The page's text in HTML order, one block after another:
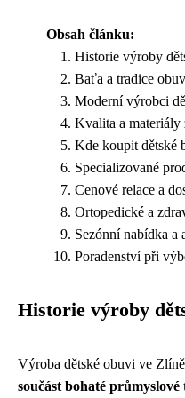
Obsah článku:
Historie výroby
Baťa a tradice
Moderní výrobci
Kvalita a materiály
Kde koupit dětské
Specializované
Cenové relace a
Ortopedické a
Sezónní nabídka a
Poradenství při
Historie výroby
Výroba dětské obuvi ve
součást bohaté průmyslové